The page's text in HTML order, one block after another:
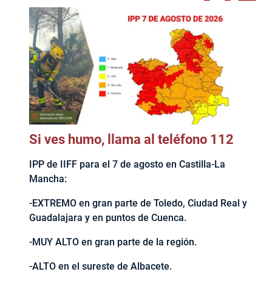
Si ves humo, llama al teléfono 112
IPP de IIFF para el 7 de agosto en Castilla-La
Mancha:
-EXTREMO en gran parte de Toledo, Ciudad Real y
Guadalajara y en puntos de Cuenca.
-MUY ALTO en gran parte de la región.
-ALTO en el sureste de Albacete.